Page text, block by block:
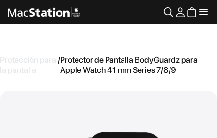
Protección para
la pantalla
/Protector de Pantalla BodyGuardz para
Apple Watch 41 mm Series 7/8/9